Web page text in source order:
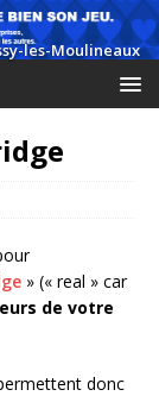
» (« real » car
de votre
donc